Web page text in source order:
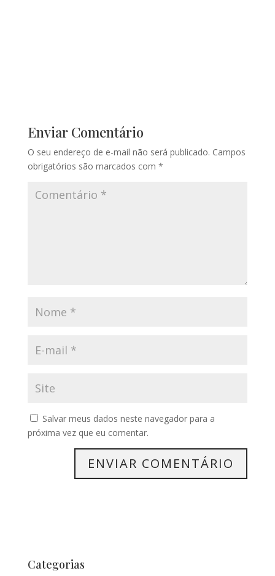
Enviar Comentário
O seu endereço de e-mail não será publicado. Campos
obrigatórios são marcados com *
Salvar meus dados neste navegador para a
próxima vez que eu comentar.
Categorias